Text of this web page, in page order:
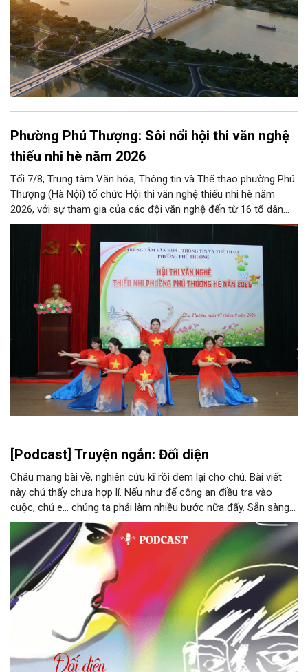
Phường Phú Thượng: Sôi nổi hội thi văn nghệ
thiếu nhi hè năm 2026
Tối 7/8, Trung tâm Văn hóa, Thông tin và Thể thao phường Phú
Thượng (Hà Nội) tổ chức Hội thi văn nghệ thiếu nhi hè năm
2026, với sự tham gia của các đội văn nghệ đến từ 16 tổ dân
phố trên địa bàn.
[Podcast] Truyện ngắn: Đối diện
Cháu mang bài về, nghiên cứu kĩ rồi đem lại cho chú. Bài viết
này chú thấy chưa hợp lí. Nếu như để công an điều tra vào
cuộc, chú e… chúng ta phải làm nhiều bước nữa đấy. Sẵn sàng
thì tiếp tục nhé! Chú Minh cầm tập bài viết đưa lại cho Thy. Cô
ngại ngùng đỡ lấy. Đây là lần thứ ba, loạt bài phóng sự của mình
bị Tổng biên tập kêu lên để trả lại...